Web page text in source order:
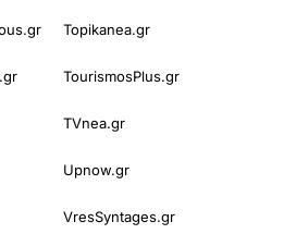
Topikanea.gr
TourismosPlus.gr
TVnea.gr
Upnow.gr
VresSyntages.gr